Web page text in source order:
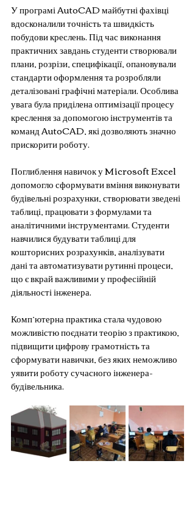
У програмі AutoCAD майбутні фахівці
вдосконалили точність та швидкість
побудови креслень. Під час виконання
практичних завдань студенти створювали
плани, розрізи, специфікації, опановували
стандарти оформлення та розробляли
деталізовані графічні матеріали. Особлива
увага була приділена оптимізації процесу
креслення за допомогою інструментів та
команд AutoCAD, які дозволяють значно
прискорити роботу.
Поглиблення навичок у Microsoft Excel
допомогло сформувати вміння виконувати
будівельні розрахунки, створювати зведені
таблиці, працювати з формулами та
аналітичними інструментами. Студенти
навчилися будувати таблиці для
кошторисних розрахунків, аналізувати
дані та автоматизувати рутинні процеси,
що є вкрай важливими у професійній
діяльності інженера.
Комп’ютерна практика стала чудовою
можливістю поєднати теорію з практикою,
підвищити цифрову грамотність та
сформувати навички, без яких неможливо
уявити роботу сучасного інженера-
будівельника.